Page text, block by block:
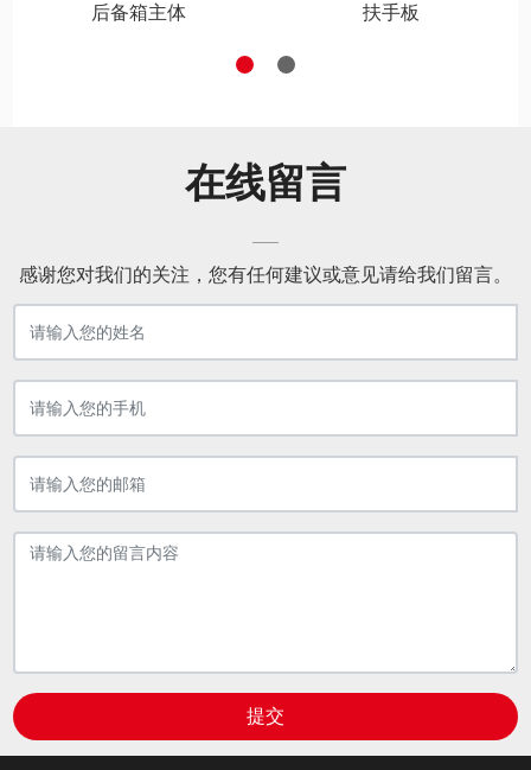
后备箱主体 扶手板
在线留言
感谢您对我们的关注，您有任何建议或意见请给我们留言。
提交